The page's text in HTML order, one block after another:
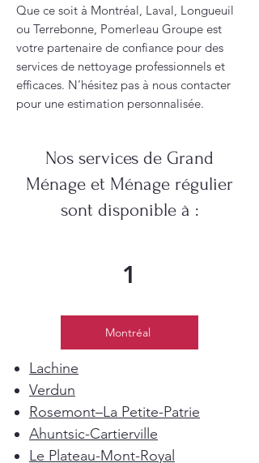
Que ce soit à Montréal, Laval, Longueuil
ou Terrebonne, Pomerleau Groupe est
votre partenaire de confiance pour des
services de nettoyage professionnels et
efficaces. N’hésitez pas à nous contacter
pour une estimation personnalisée.
Nos services de Grand
Ménage et Ménage régulier
sont disponible à :
1
Montréal
Lachine
Verdun
Rosemont–La Petite-Patrie
Ahuntsic-Cartierville
Le Plateau-Mont-Royal